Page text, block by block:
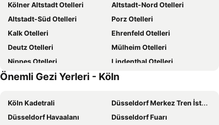
Mercure Hotel Severinshof Koeln City
Boutique 003 Köln City am Dom, Trademark Collection by Wyndham
Opera Hotel Köln
Steigenberger Hotel Köln
ibis Koeln Centrum
Hotel Ahl Meerkatzen
Holiday Inn Express Cologne - Troisdorf By Ihg
Moxy Cologne Bonn Airport
B&B HOTEL Köln-City
Courtyard by Marriott Cologne
Pullman Cologne
Hotel Adrett am Dom - Digital Access
Holiday Inn Express Cologne - Muelheim By Ihg
Holiday Inn Express & Suites Monheim Am Rhein By Ihg
CityClass Hotel am Dom
Koncept Hotel International
Kölner Altstadt Otelleri
Altstadt-Nord Otelleri
Altstadt-Süd Otelleri
Porz Otelleri
Kalk Otelleri
Ehrenfeld Otelleri
Deutz Otelleri
Mülheim Otelleri
Nippes Otelleri
Lindenthal Otelleri
Neustadt-Nord Otelleri
Zollstock Otelleri
Eil Otelleri
Bilderstöckchen Otelleri
Rodenkirchen Otelleri
Önemli Gezi Yerleri - Köln
Köln Kadetrali
Düsseldorf Merkez Tren İstasyonu
Düsseldorf Havaalanı
Düsseldorf Fuarı